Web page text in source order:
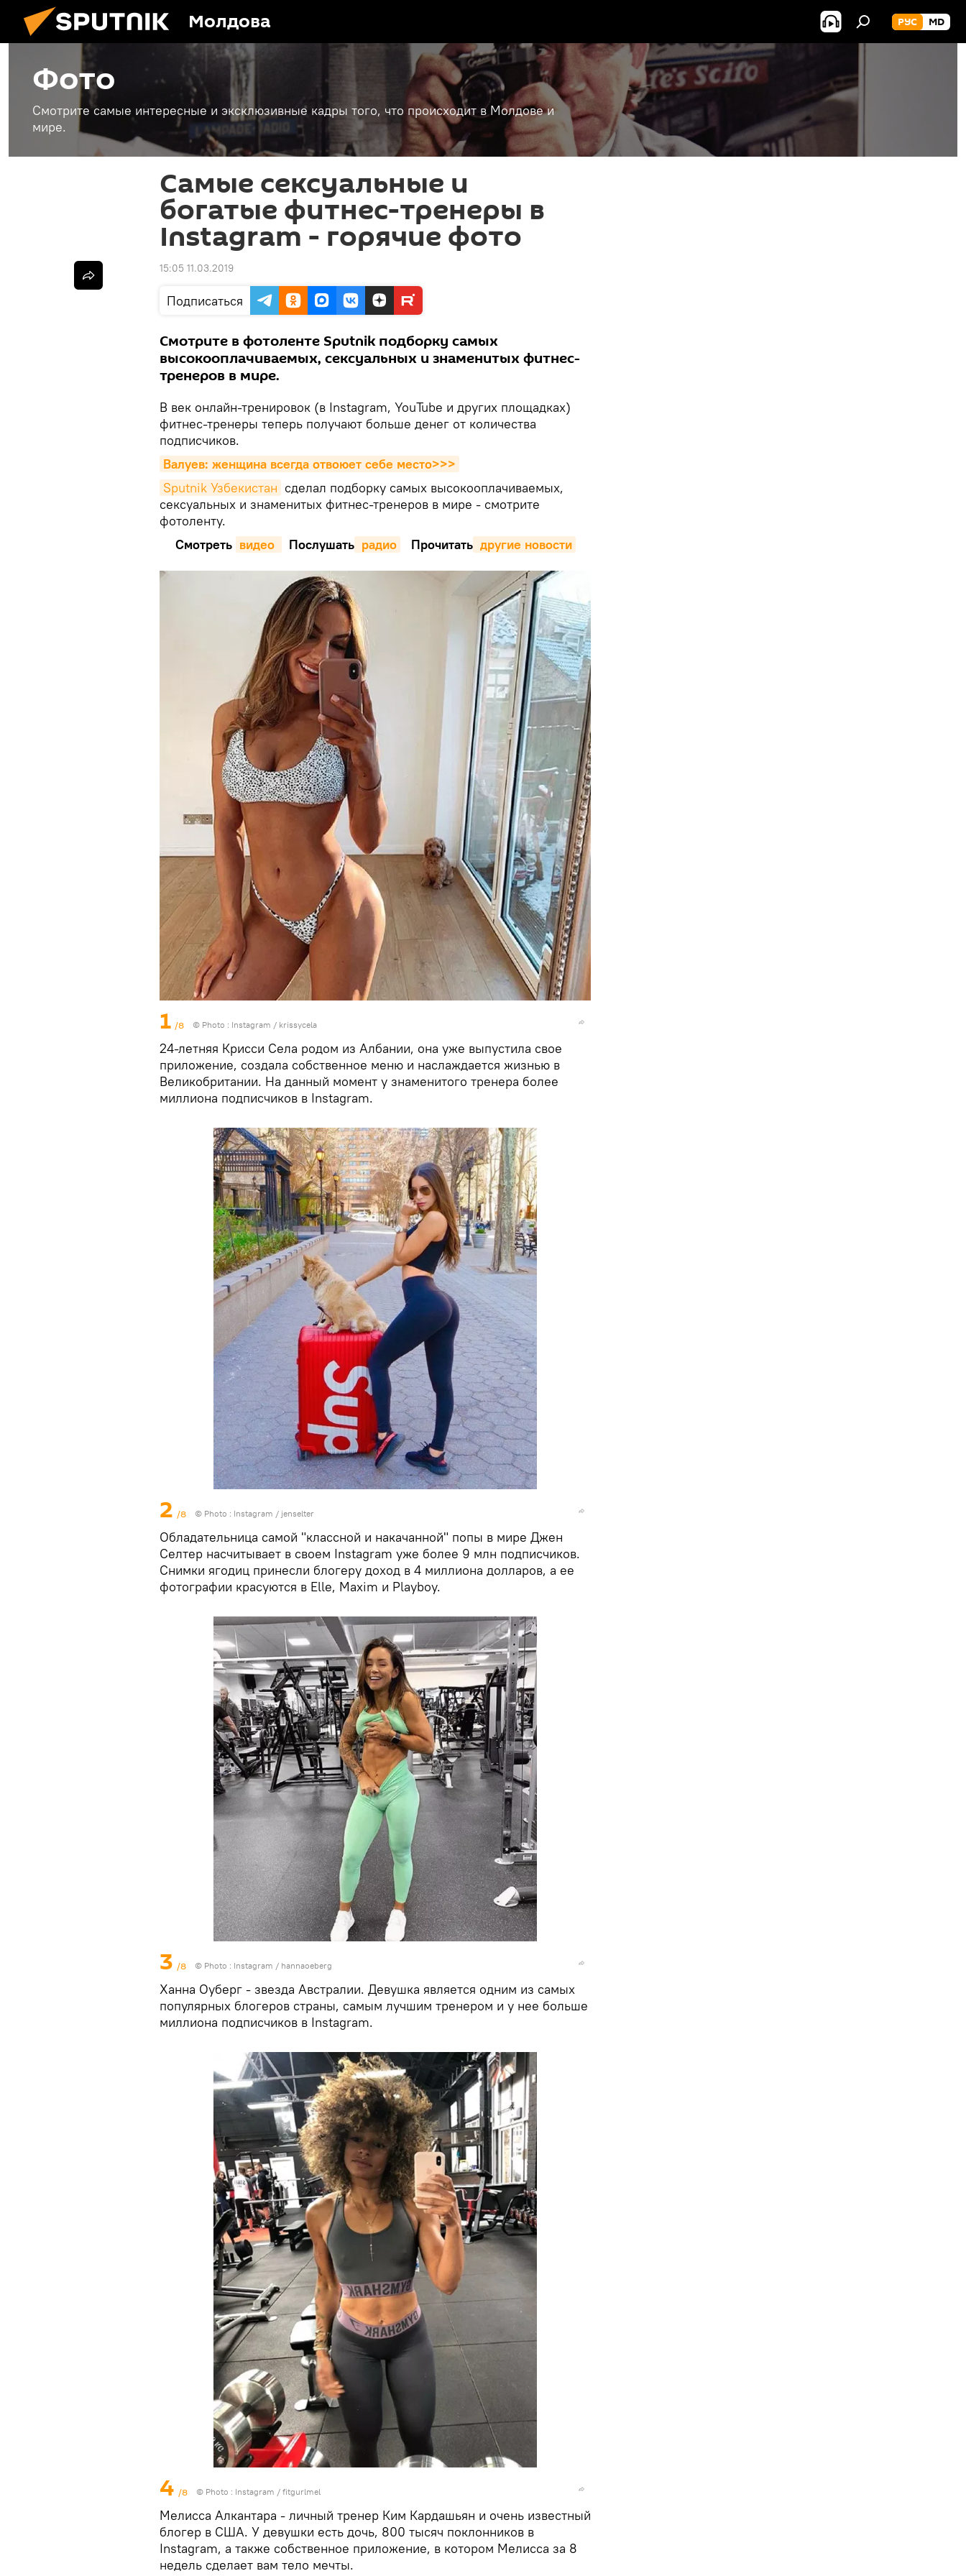
Молдова РУС MD
Фото
Смотрите самые интересные и эксклюзивные кадры того, что происходит в Молдове и
мире.
Самые сексуальные и
богатые фитнес-тренеры в
Instagram - горячие фото
15:05 11.03.2019
Подписаться
Смотрите в фотоленте Sputnik подборку самых
высокооплачиваемых, сексуальных и знаменитых фитнес-
тренеров в мире.
В век онлайн-тренировок (в Instagram, YouTube и других площадках)
фитнес-тренеры теперь получают больше денег от количества
подписчиков.
Валуев: женщина всегда отвоюет себе место>>>
Sputnik Узбекистан сделал подборку самых высокооплачиваемых,
сексуальных и знаменитых фитнес-тренеров в мире - смотрите
фотоленту.
Смотреть видео Послушать радио Прочитать другие новости
1 /8 © Photo : Instagram / krissycela
24-летняя Крисси Села родом из Албании, она уже выпустила свое
приложение, создала собственное меню и наслаждается жизнью в
Великобритании. На данный момент у знаменитого тренера более
миллиона подписчиков в Instagram.
2 /8 © Photo : Instagram / jenselter
Обладательница самой "классной и накачанной" попы в мире Джен
Селтер насчитывает в своем Instagram уже более 9 млн подписчиков.
Снимки ягодиц принесли блогеру доход в 4 миллиона долларов, а ее
фотографии красуются в Elle, Maxim и Playboy.
3 /8 © Photo : Instagram / hannaoeberg
Ханна Оуберг - звезда Австралии. Девушка является одним из самых
популярных блогеров страны, самым лучшим тренером и у нее больше
миллиона подписчиков в Instagram.
4 /8 © Photo : Instagram / fitgurlmel
Мелисса Алкантара - личный тренер Ким Кардашьян и очень известный
блогер в США. У девушки есть дочь, 800 тысяч поклонников в
Instagram, а также собственное приложение, в котором Мелисса за 8
недель сделает вам тело мечты.